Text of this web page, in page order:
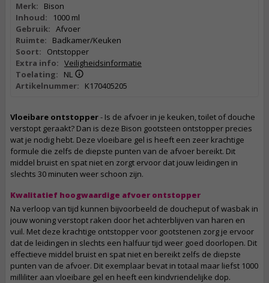
Merk:
Bison
Inhoud:
1000 ml
Gebruik: Afvoer
Ruimte:
Badkamer/Keuken
Soort:
Ontstopper
Extra info: Veiligheidsinformatie
Toelating:
NL
Artikelnummer:
K170405205
Vloeibare ontstopper- Is de afvoer in je keuken, toilet of douche
verstopt geraakt? Dan is deze Bison gootsteen ontstopper precies
wat je nodig hebt. Deze vloeibare gel is heeft een zeer krachtige
formule die zelfs de diepste punten van de afvoer bereikt. Dit
middel bruist en spat niet en zorgt ervoor dat jouw leidingen in
slechts 30 minuten weer schoon zijn.
Kwalitatief hoogwaardige afvoer ontstopper
Na verloop van tijd kunnen bijvoorbeeld de doucheput of wasbak in
jouw woning verstopt raken door het achterblijven van haren en
vuil. Met deze krachtige ontstopper voor gootstenen zorg je ervoor
dat de leidingen in slechts een halfuur tijd weer goed doorlopen. Dit
effectieve middel bruist en spat niet en bereikt zelfs de diepste
punten van de afvoer. Dit exemplaar bevat in totaal maar liefst 1000
milliliter aan vloeibare gel en heeft een kindvriendelijke dop.